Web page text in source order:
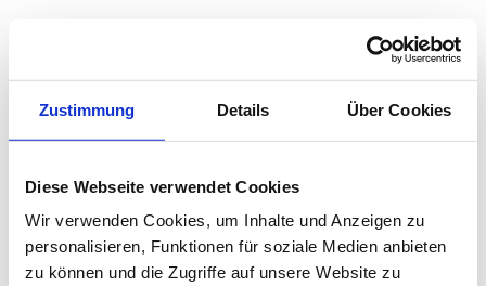
Zustimmung Details Über Cookies
Diese Webseite verwendet Cookies
Wir verwenden Cookies, um Inhalte und Anzeigen zu
personalisieren, Funktionen für soziale Medien anbieten
zu können und die Zugriffe auf unsere Website zu